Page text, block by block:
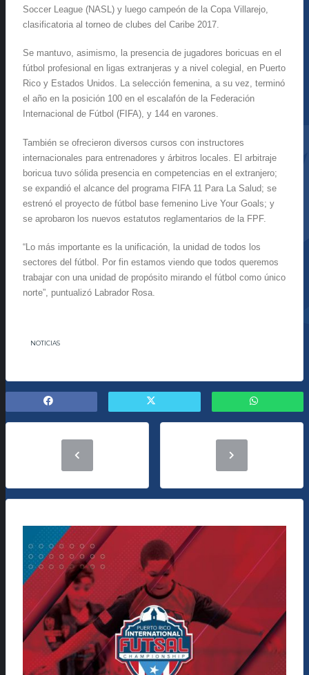
Soccer League (NASL) y luego campeón de la Copa Villarejo,
clasificatoria al torneo de clubes del Caribe 2017.
Se mantuvo, asimismo, la presencia de jugadores boricuas en el
fútbol profesional en ligas extranjeras y a nivel colegial, en Puerto
Rico y Estados Unidos. La selección femenina, a su vez, terminó
el año en la posición 100 en el escalafón de la Federación
Internacional de Fútbol (FIFA), y 144 en varones.
También se ofrecieron diversos cursos con instructores
internacionales para entrenadores y árbitros locales. El arbitraje
boricua tuvo sólida presencia en competencias en el extranjero;
se expandió el alcance del programa FIFA 11 Para La Salud; se
estrenó el proyecto de fútbol base femenino Live Your Goals; y
se aprobaron los nuevos estatutos reglamentarios de la FPF.
“Lo más importante es la unificación, la unidad de todos los
sectores del fútbol. Por fin estamos viendo que todos queremos
trabajar con una unidad de propósito mirando el fútbol como único
norte”, puntualizó Labrador Rosa.
NOTICIAS